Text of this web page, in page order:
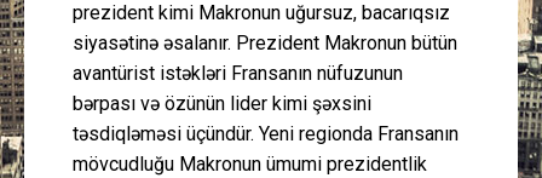
prezident kimi Makronun uğursuz, bacarıqsız
siyasətinə əsalanır. Prezident Makronun bütün
avantürist istəkləri Fransanın nüfuzunun
bərpası və özünün lider kimi şəxsini
təsdiqləməsi üçündür. Yeni regionda Fransanın
mövcudluğu Makronun ümumi prezidentlik